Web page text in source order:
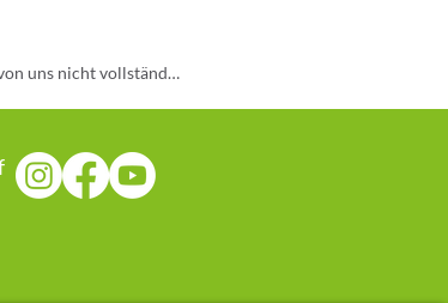
uns nicht vollständig